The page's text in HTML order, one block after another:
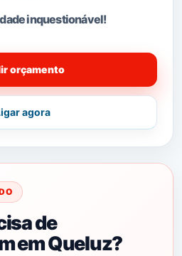
inquestionável!
orçamento
agora
de
em Queluz?